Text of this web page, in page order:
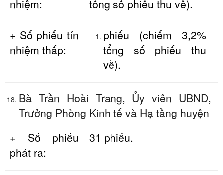
nhiệm:
tổng số phiếu thu về).
+ Số phiếu tín
nhiệm thấp:
phiếu (chiếm 3,2%
tổng số phiếu thu
về).
Bà Trần Hoài Trang, Ủy viên UBND,
Trưởng Phòng Kinh tế và Hạ tầng huyện
+ Số phiếu
phát ra:
31 phiếu.